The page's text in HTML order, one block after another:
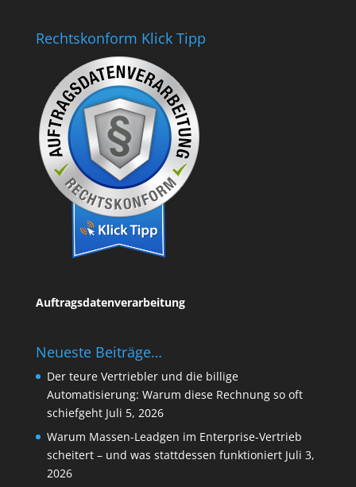
Rechtskonform Klick Tipp
Auftragsdatenverarbeitung
Neueste Beiträge…
Der teure Vertriebler und die billige
Automatisierung: Warum diese Rechnung so oft
schiefgeht Juli 5, 2026
Warum Massen-Leadgen im Enterprise-Vertrieb
scheitert – und was stattdessen funktioniert Juli 3,
2026